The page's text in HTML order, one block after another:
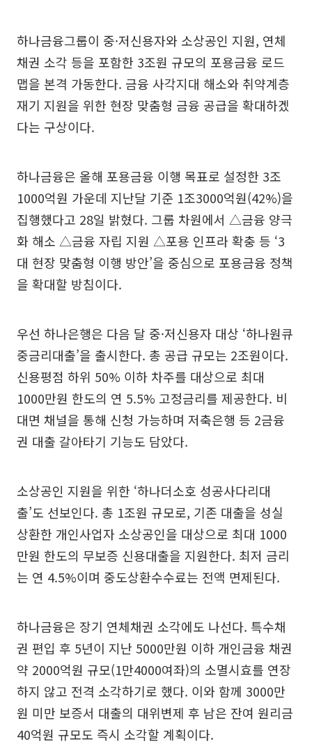
하나금융그룹이 중·저신용자와 소상공인 지원, 연체
채권 소각 등을 포함한 3조원 규모의 포용금융 로드
맵을 본격 가동한다. 금융 사각지대 해소와 취약계층
재기 지원을 위한 현장 맞춤형 금융 공급을 확대하겠
다는 구상이다.
하나금융은 올해 포용금융 이행 목표로 설정한 3조
1000억원 가운데 지난달 기준 1조3000억원(42%)을
집행했다고 28일 밝혔다. 그룹 차원에서 △금융 양극
화 해소 △금융 자립 지원 △포용 인프라 확충 등 ‘3
대 현장 맞춤형 이행 방안’을 중심으로 포용금융 정책
을 확대할 방침이다.
우선 하나은행은 다음 달 중·저신용자 대상 ‘하나원큐
중금리대출’을 출시한다. 총 공급 규모는 2조원이다.
신용평점 하위 50% 이하 차주를 대상으로 최대
1000만원 한도의 연 5.5% 고정금리를 제공한다. 비
대면 채널을 통해 신청 가능하며 저축은행 등 2금융
권 대출 갈아타기 기능도 담았다.
소상공인 지원을 위한 ‘하나더소호 성공사다리대
출’도 선보인다. 총 1조원 규모로, 기존 대출을 성실
상환한 개인사업자 소상공인을 대상으로 최대 1000
만원 한도의 무보증 신용대출을 지원한다. 최저 금리
는 연 4.5%이며 중도상환수수료는 전액 면제된다.
하나금융은 장기 연체채권 소각에도 나선다. 특수채
권 편입 후 5년이 지난 5000만원 이하 개인금융 채권
약 2000억원 규모(1만4000여좌)의 소멸시효를 연장
하지 않고 전격 소각하기로 했다. 이와 함께 3000만
원 미만 보증서 대출의 대위변제 후 남은 잔여 원리금
40억원 규모도 즉시 소각할 계획이다.